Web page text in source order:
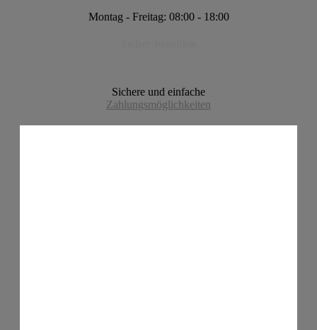
Montag - Freitag: 08:00 - 18:00
Sichere und einfache
Zahlungsmöglichkeiten